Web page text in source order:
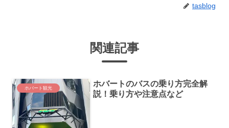
tasblog
関連記事
ホバート観光
ホバートのバスの乗り方完全解
説！乗り方や注意点など